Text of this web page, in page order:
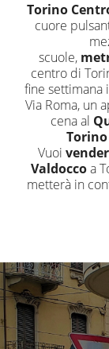
Torino
cuore
scuole,
centro di
fine settimana
Via Roma, un
cena al
Torino
Vuoi
Valdoccoa
metterà in